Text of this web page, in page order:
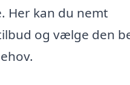
Her kan du nemt
og vælge den